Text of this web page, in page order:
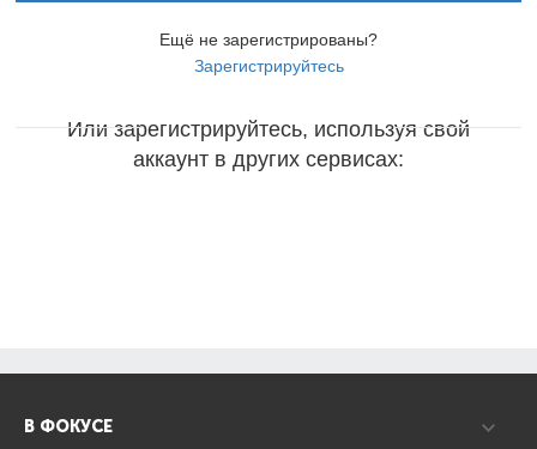
Ещё не зарегистрированы?
Зарегистрируйтесь
Или зарегистрируйтесь, используя свой
аккаунт в других сервисах:
В ФОКУСЕ